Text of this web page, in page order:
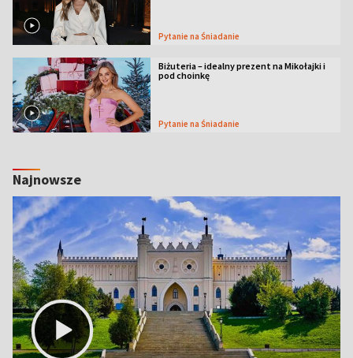
Pytanie na Śniadanie
Biżuteria – idealny prezent na Mikołajki i
pod choinkę
Pytanie na Śniadanie
Najnowsze